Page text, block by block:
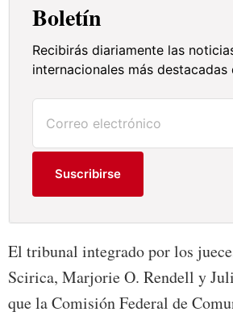
Boletín
Recibirás diariamente las
internacionales más destacadas
Suscribirse
El tribunal integrado por los
Scirica, Marjorie O. Rendell y
que la Comisión Federal de